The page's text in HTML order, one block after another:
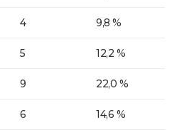
4 9,8 %
5 12,2 %
9 22,0 %
6 14,6 %